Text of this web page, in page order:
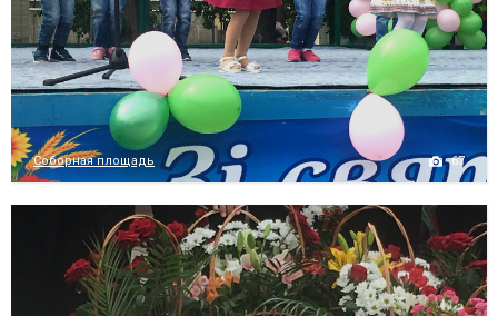
Соборная площадь 67